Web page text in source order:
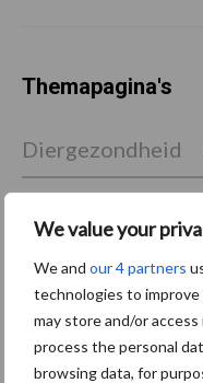
We value your
We and our 4 partners
technologies to
may store and/or
process the personal
browsing data, for
Themapagina's
Diergezondheid
Bedrijfsnieuws